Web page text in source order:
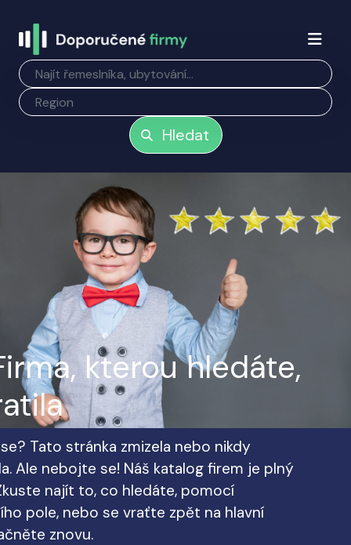
Hledat
kterou hledáte,
Tato stránka zmizela nebo nikdy
Ale nebojte se! Náš katalog firem je plný
najít to, co hledáte, pomocí
pole, nebo se vraťte zpět na hlavní
znovu.